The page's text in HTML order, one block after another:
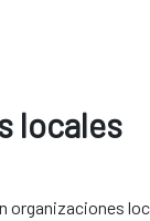
locales​​​​​​​